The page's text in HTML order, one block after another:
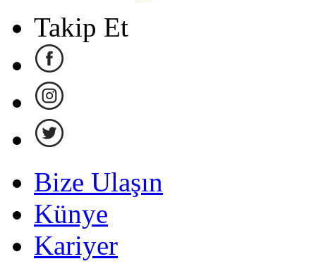
Takip Et
Bize Ulaşın
Künye
Kariyer